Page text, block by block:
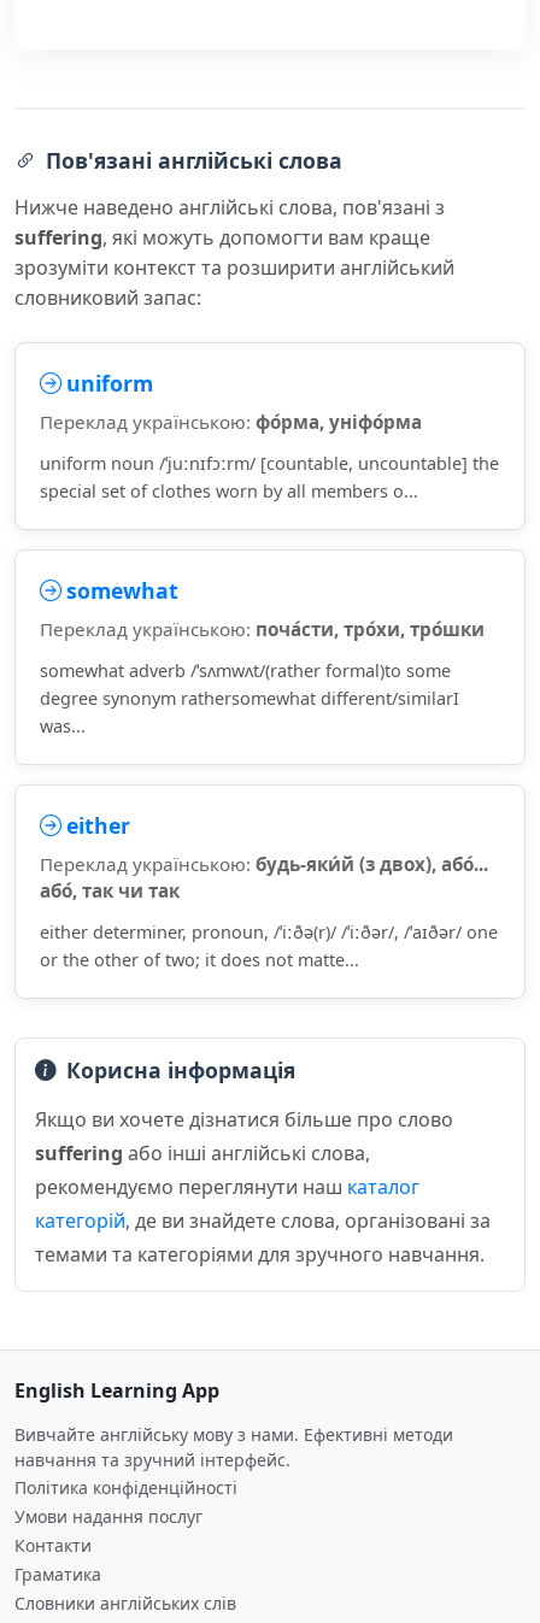
Пов'язані англійські слова
Нижче наведено англійські слова, пов'язані з
suffering, які можуть допомогти вам краще
зрозуміти контекст та розширити англійський
словниковий запас:
uniform
Переклад українською: фо́рма, уніфо́рма
uniform noun /ˈjuːnɪfɔːrm/ [countable, uncountable] the
special set of clothes worn by all members o...
somewhat
Переклад українською: поча́сти, тро́хи, тро́шки
somewhat adverb /ˈsʌmwʌt/(rather formal)to some
degree synonym rathersomewhat different/similarI
was...
either
Переклад українською: будь-яки́й (з двох), або́...
або́, так чи так
either determiner, pronoun, /ˈiːðə(r)/ /ˈiːðər/, /ˈaɪðər/ one
or the other of two; it does not matte...
Корисна інформація
Якщо ви хочете дізнатися більше про слово
suffering або інші англійські слова,
рекомендуємо переглянути наш каталог
категорій, де ви знайдете слова, організовані за
темами та категоріями для зручного навчання.
English Learning App
Вивчайте англійську мову з нами. Ефективні методи
навчання та зручний інтерфейс.
Політика конфіденційності
Умови надання послуг
Контакти
Граматика
Словники англійських слів